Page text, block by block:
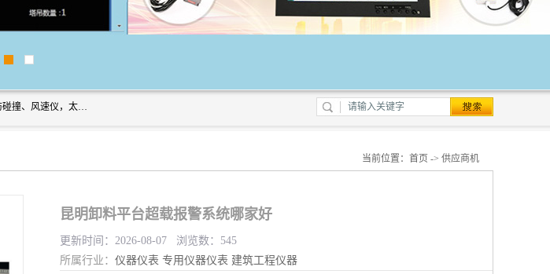
上海宇叶电子科技有限公司是吊钩视频监控、升降机监控、卸料平台监控、塔吊防碰撞、黑匣子防碰撞、风速仪，太阳能障碍灯安全提示灯等一系列升降机的常用配件产品专业研发生产加工的公司，拥有完整、科学的质量管理体系。
当前位置： 首页 -> 供应商机
昆明卸料平台超载报警系统哪家好
更新时间：2026-08-07 浏览数：545
所属行业： 仪器仪表 专用仪器仪表 建筑工程仪器